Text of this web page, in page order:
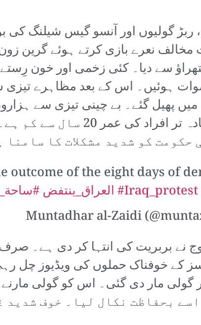
گولیوں اور آنسو گیس شیلنگ کی
نعرے بازی کرتے ہوئے گرین
سے دیا۔ کئی زخمی اور خون رِستے
ہوئیں۔ اس کے بعد مظاہرے تیزی
پھیل گئے۔ بے چینی تیزی سے
تحریک میں تبدیل ہو گئی جس
کو شدید مشکلات کا سامنا
outcome of the eight days of
#العراق_ينتفض#Iraq_protest
کے خوفناک حملوں کی ویڈیوز چل
بحفاظت نکال لیا۔ خوف شدید